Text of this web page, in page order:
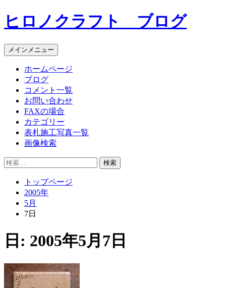
コ
ン
ン
ツ
ヒロノクラフト ブログ
メインメニュー
ホームページ
ブログ
コメント一覧
お問い合わせ
FAXの場合
カテゴリー
表札施工写真一覧
画像検索
検
トップページ
2005年
5月
7日
日: 2005年5月7日